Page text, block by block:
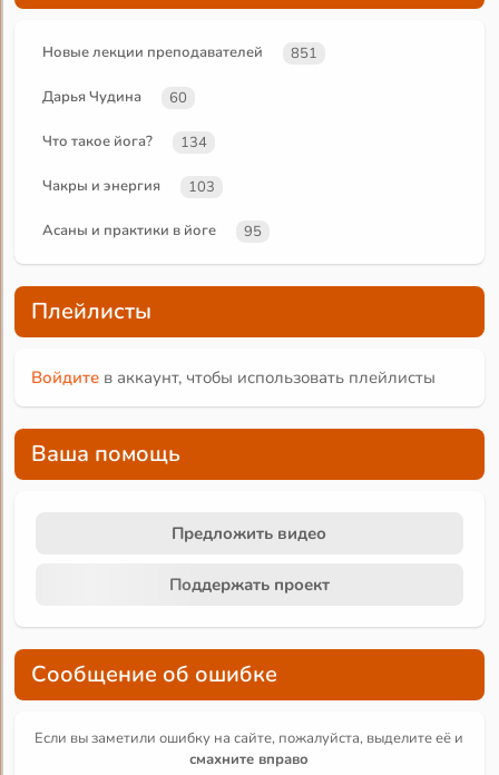
Новые лекции преподавателей 851
Дарья Чудина 60
Что такое йога? 134
Чакры и энергия 103
Асаны и практики в йоге 95
Плейлисты
Войдите в аккаунт, чтобы использовать плейлисты
Ваша помощь
Предложить видео
Поддержать проект
Сообщение об ошибке
Если вы заметили ошибку на сайте, пожалуйста, выделите её и
смахните вправо